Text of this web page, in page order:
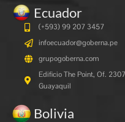
Ecuador
(+593) 99 207 3457
infoecuador@goberna.pe
grupogoberna.com
Edificio The Point, Of.
Guayaquil
Bolivia